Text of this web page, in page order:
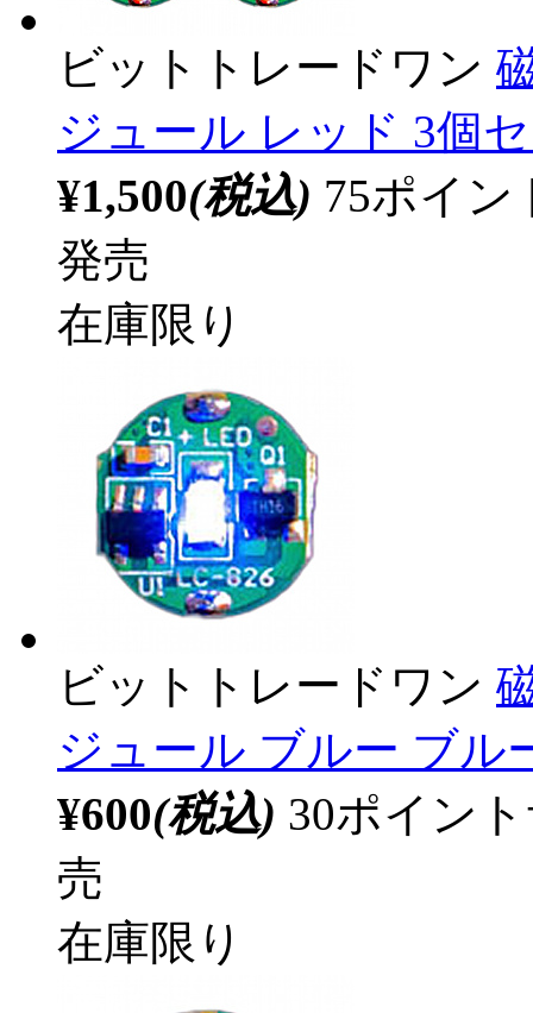
ビットトレードワン
ジュール レッド 3個
¥1,500(税込) 75ポイ
発売
在庫限り
ビットトレードワン
ジュール ブルー ブル
¥600(税込) 30ポイン
売
在庫限り